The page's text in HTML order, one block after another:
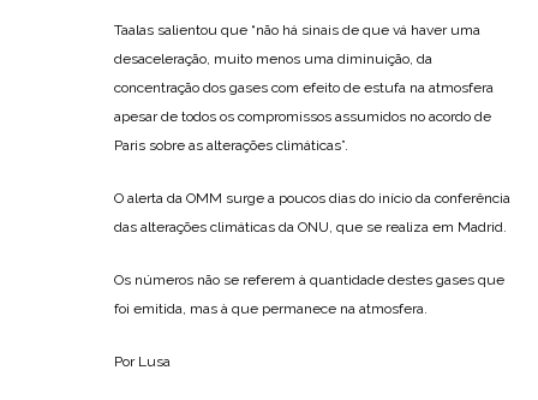
Taalas salientou que “não há sinais de que vá haver uma
desaceleração, muito menos uma diminuição, da
concentração dos gases com efeito de estufa na atmosfera
apesar de todos os compromissos assumidos no acordo de
Paris sobre as alterações climáticas”.
O alerta da OMM surge a poucos dias do início da conferência
das alterações climáticas da ONU, que se realiza em Madrid.
Os números não se referem à quantidade destes gases que
foi emitida, mas à que permanece na atmosfera.
Por Lusa